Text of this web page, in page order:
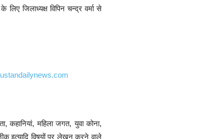
जिलाध्यक्ष विपिन चन्द्र वर्मा से
महिला जगत, युवा कोना,
इत्यादि विषयों पर लेखन करने वाले